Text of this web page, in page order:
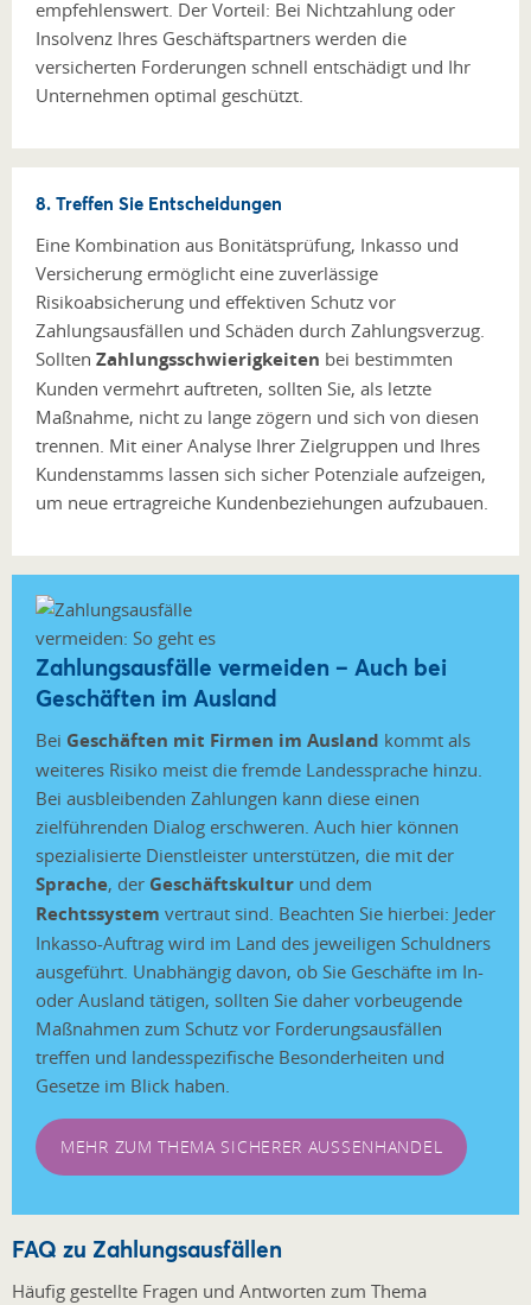
empfehlenswert. Der Vorteil: Bei Nichtzahlung oder
Insolvenz Ihres Geschäftspartners werden die
versicherten Forderungen schnell entschädigt und Ihr
Unternehmen optimal geschützt.
8. Treffen Sie Entscheidungen
Eine Kombination aus Bonitätsprüfung, Inkasso und
Versicherung ermöglicht eine zuverlässige
Risikoabsicherung und effektiven Schutz vor
Zahlungsausfällen und Schäden durch Zahlungsverzug.
Sollten Zahlungsschwierigkeiten bei bestimmten
Kunden vermehrt auftreten, sollten Sie, als letzte
Maßnahme, nicht zu lange zögern und sich von diesen
trennen. Mit einer Analyse Ihrer Zielgruppen und Ihres
Kundenstamms lassen sich sicher Potenziale aufzeigen,
um neue ertragreiche Kundenbeziehungen aufzubauen.
Zahlungsausfälle vermeiden – Auch bei
Geschäften im Ausland
Bei Geschäften mit Firmen im Ausland kommt als
weiteres Risiko meist die fremde Landessprache hinzu.
Bei ausbleibenden Zahlungen kann diese einen
zielführenden Dialog erschweren. Auch hier können
spezialisierte Dienstleister unterstützen, die mit der
Sprache, der Geschäftskultur und dem
Rechtssystem vertraut sind. Beachten Sie hierbei: Jeder
Inkasso-Auftrag wird im Land des jeweiligen Schuldners
ausgeführt. Unabhängig davon, ob Sie Geschäfte im In-
oder Ausland tätigen, sollten Sie daher vorbeugende
Maßnahmen zum Schutz vor Forderungsausfällen
treffen und landesspezifische Besonderheiten und
Gesetze im Blick haben.
MEHR ZUM THEMA SICHERER AUSSENHANDEL
FAQ zu Zahlungsausfällen
Häufig gestellte Fragen und Antworten zum Thema